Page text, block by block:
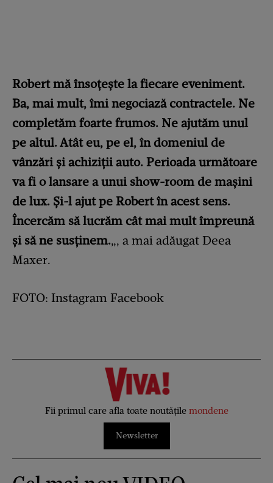
Robert mă însoțește la fiecare eveniment.
Ba, mai mult, îmi negociază contractele. Ne
completăm foarte frumos. Ne ajutăm unul
pe altul. Atât eu, pe el, în domeniul de
vânzări și achiziții auto. Perioada următoare
va fi o lansare a unui show-room de mașini
de lux. Și-l ajut pe Robert în acest sens.
Încercăm să lucrăm cât mai mult împreună
și să ne susținem.„, a mai adăugat Deea
Maxer.
FOTO: Instagram Facebook
Fii primul care afla toate noutățile mondene
Newsletter